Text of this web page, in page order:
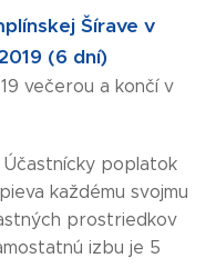
Šírave v
(6 dní)
večerou a končí v
Účastnícky poplatok
každému svojmu
prostriedkov
izbu je 5